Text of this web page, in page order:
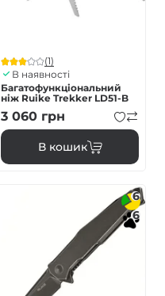
(1)
В наявності
Багатофункціональний
ніж Ruike Trekker LD51-B
3 060 грн
В кошик
6
6